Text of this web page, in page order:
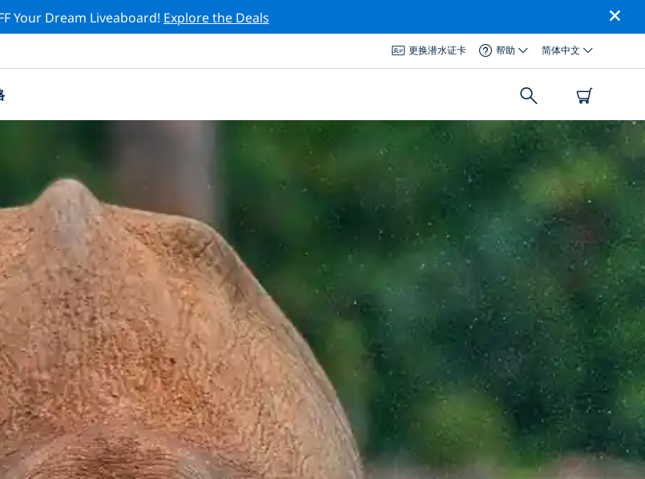
Your Dream Liveaboard! Explore the Deals
更换潜水证卡 帮助 简体中文